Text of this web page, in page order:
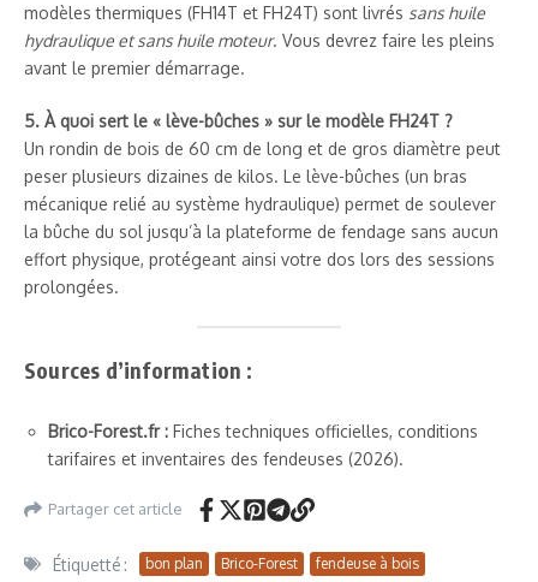
modèles thermiques (FH14T et FH24T) sont livrés sans huile
hydraulique et sans huile moteur. Vous devrez faire les pleins
avant le premier démarrage.
5. À quoi sert le « lève-bûches » sur le modèle FH24T ?
Un rondin de bois de 60 cm de long et de gros diamètre peut
peser plusieurs dizaines de kilos. Le lève-bûches (un bras
mécanique relié au système hydraulique) permet de soulever
la bûche du sol jusqu’à la plateforme de fendage sans aucun
effort physique, protégeant ainsi votre dos lors des sessions
prolongées.
Sources d’information :
Brico-Forest.fr : Fiches techniques officielles, conditions
tarifaires et inventaires des fendeuses (2026).
Partager cet article
Étiquetté : bon plan Brico-Forest fendeuse à bois